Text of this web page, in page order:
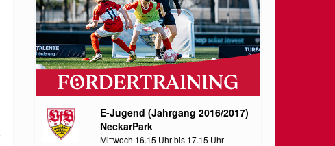
E-Jugend (Jahrgang 2016/2017)
NeckarPark
Mittwoch 16.15 Uhr bis 17.15 Uhr